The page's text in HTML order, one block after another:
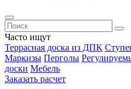
Часто ищут
Террасная доска из ДПК
Маркизы Перголы
доски Мебель
Заказать расчет